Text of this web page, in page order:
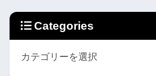
Categories